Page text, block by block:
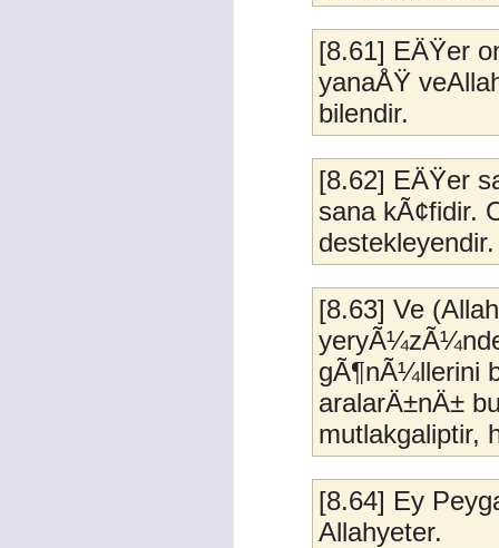
[8.61] EÄŸer
yanaÅŸ
bilendir.
[8.62] EÄŸer
sana kÃ¢fidir.
destekleyendir.
[8.63] Ve
gÃ¶nÃ¼llerini
aralarÄ±nÄ±
mutlakgaliptir,
[8.64] Ey
Allahyeter.